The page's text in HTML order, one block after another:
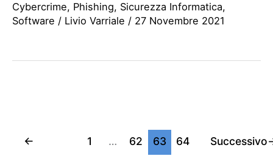
Cybercrime, Phishing, Sicurezza Informatica,
Software / Livio Varriale / 27 Novembre 2021
←
1 … 62 63 64 Successivo